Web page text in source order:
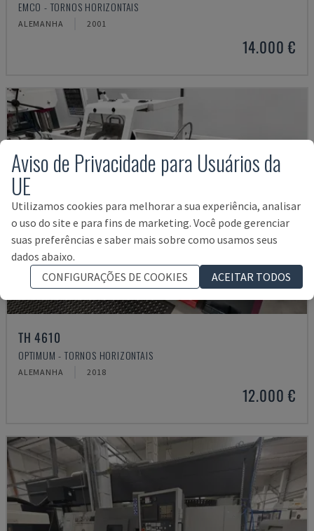
EMCO - TORNOS HORIZONTAIS
ALEMANHA 2001
14.000 €
TH 4610
OPTIMUM - TORNOS HORIZONTAIS
ALEMANHA 2018
12.000 €
Aviso de Privacidade para Usuários da
UE
Utilizamos cookies para melhorar a sua experiência, analisar
o uso do site e para fins de marketing. Você pode gerenciar
suas preferências e saber mais sobre como usamos seus
dados abaixo.
CONFIGURAÇÕES DE COOKIES
ACEITAR TODOS